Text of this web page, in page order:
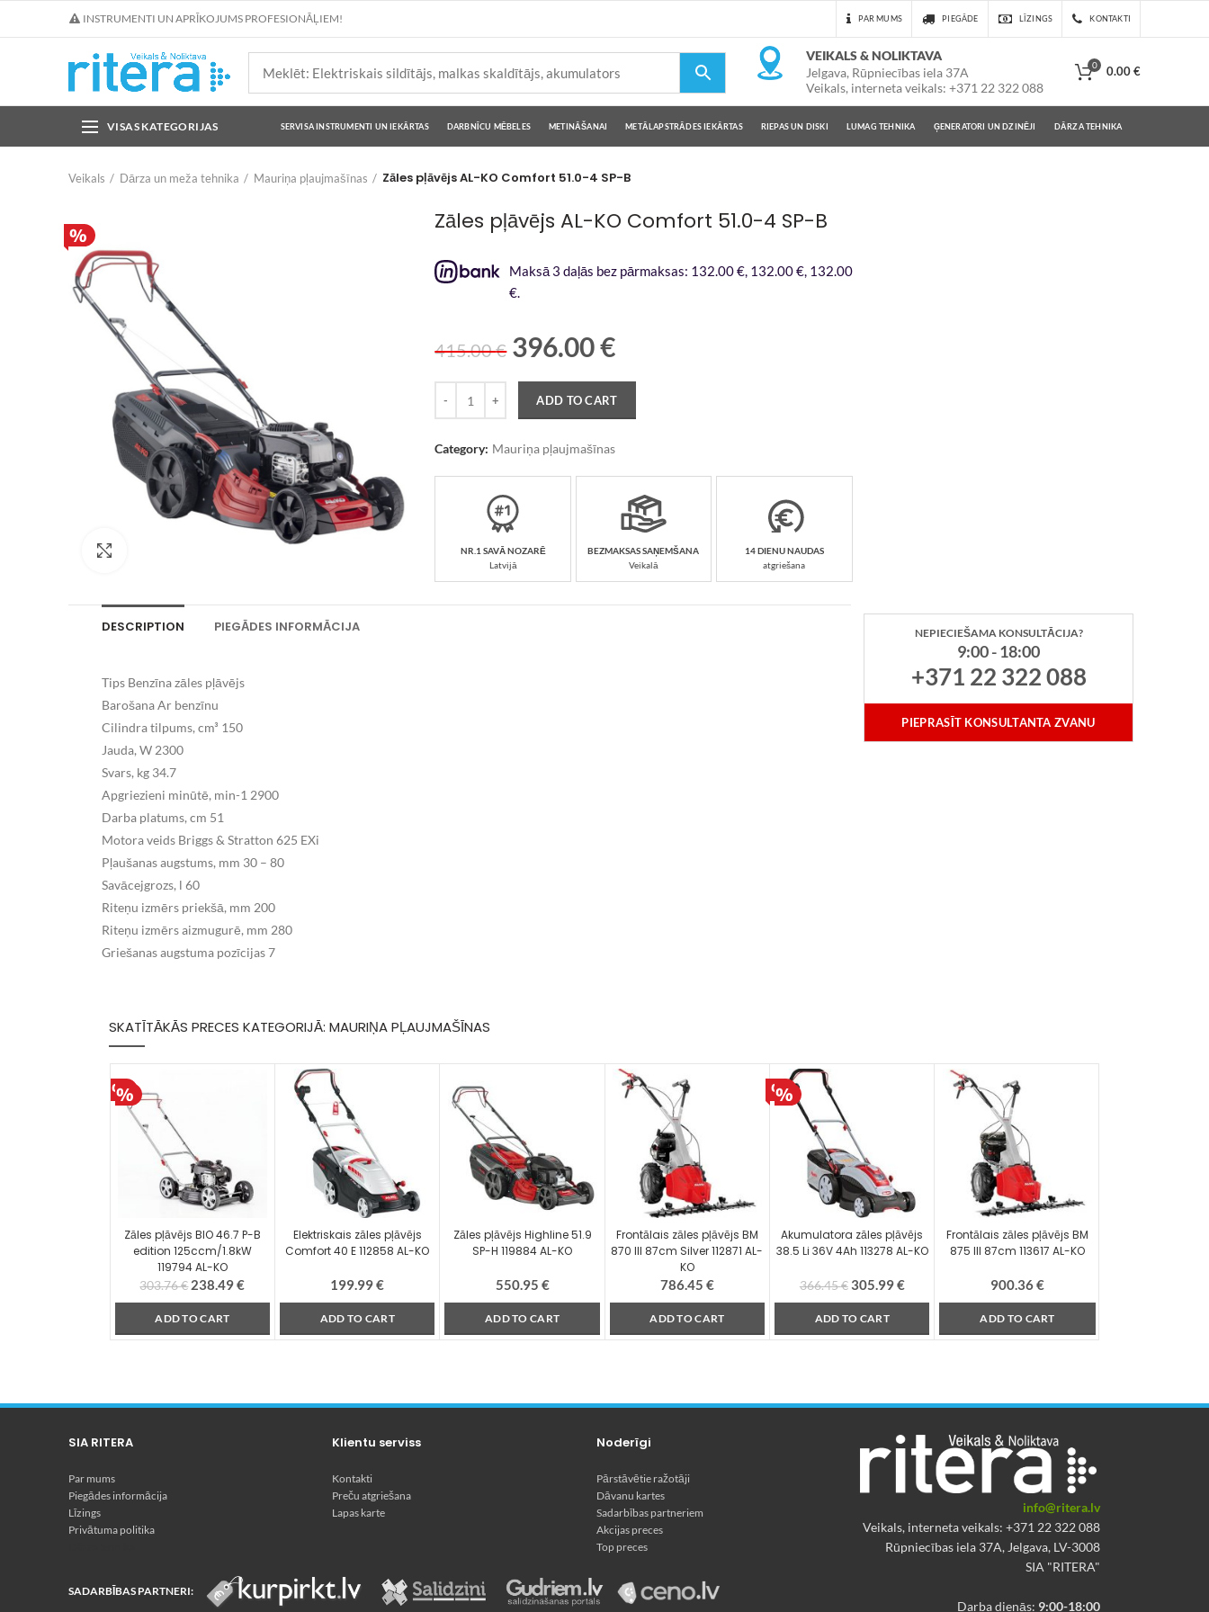
INSTRUMENTI UN APRĪKOJUMS PROFESIONĀĻIEM! PAR MUMS PIEGĀDE LĪZINGS KONTAKTI
VEIKALS & NOLIKTAVA
Jelgava, Rūpniecības iela 37A
Veikals, interneta veikals: +371 22 322 088
0 0.00€
VISAS KATEGORIJAS SERVISA INSTRUMENTI UN IEKĀRTAS DARBNĪCU MĒBELES METINĀŠANAI METĀLAPSTRĀDES IEKĀRTAS RIEPAS UN DISKI LUMAG TEHNIKA ĢENERATORI UN DZINĒJI DĀRZA TEHNIKA
Veikals Dārza un meža tehnika Mauriņa pļaujmašīnas Zāles pļāvējs AL-KO Comfort 51.0-4 SP-B
Zāles pļāvējs AL-KO Comfort 51.0-4 SP-B
Maksā 3 daļās bez pārmaksas: 132.00 €, 132.00 €, 132.00
€.
415.00€ 396.00€
ADD TO CART
Category: Mauriņa pļaujmašīnas
NR.1 SAVĀ NOZARĒ
Latvijā
BEZMAKSAS SAŅEMŠANA
Veikalā
14 DIENU NAUDAS
atgriešana
DESCRIPTION PIEGĀDES INFORMĀCIJA
Tips Benzīna zāles pļāvējs
Barošana Ar benzīnu
Cilindra tilpums, cm³ 150
Jauda, W 2300
Svars, kg 34.7
Apgriezieni minūtē, min-1 2900
Darba platums, cm 51
Motora veids Briggs & Stratton 625 EXi
Pļaušanas augstums, mm 30 – 80
Savācejgrozs, l 60
Riteņu izmērs priekšā, mm 200
Riteņu izmērs aizmugurē, mm 280
Griešanas augstuma pozīcijas 7
NEPIECIEŠAMA KONSULTĀCIJA?
9:00 - 18:00
+371 22 322 088
PIEPRASĪT KONSULTANTA ZVANU
SKATĪTĀKĀS PRECES KATEGORIJĀ: MAURIŅA PĻAUJMAŠĪNAS
Zāles pļāvējs BIO 46.7 P-B
edition 125ccm/1.8kW
119794 AL-KO
303.76€ 238.49€
ADD TO CART
Elektriskais zāles pļāvējs
Comfort 40 E 112858 AL-KO
199.99€
ADD TO CART
Zāles pļāvējs Highline 51.9
SP-H 119884 AL-KO
550.95 €
ADD TO CART
Frontālais zāles pļāvējs BM
870 III 87cm Silver 112871 AL-
KO
786.45 €
ADD TO CART
Akumulatora zāles pļāvējs
38.5 Li 36V 4Ah 113278 AL-KO
366.45€ 305.99€
ADD TO CART
Frontālais zāles pļāvējs BM
875 III 87cm 113617 AL-KO
900.36€
ADD TO CART
SIA RITERA
Par mums
Piegādes informācija
Līzings
Privātuma politika
Klientu serviss
Kontakti
Preču atgriešana
Lapas karte
Noderīgi
Pārstāvētie ražotāji
Dāvanu kartes
Sadarbības partneriem
Akcijas preces
Top preces
info@ritera.lv
Veikals, interneta veikals: +371 22 322 088
Rūpniecības iela 37A, Jelgava, LV-3008
SIA "RITERA"
Darba dienās: 9:00-18:00
SADARBĪBAS PARTNERI: